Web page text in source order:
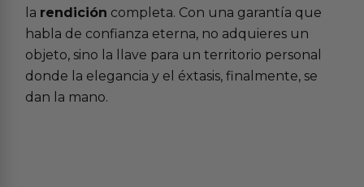
la rendición completa. Con una garantía que
habla de confianza eterna, no adquieres un
objeto, sino la llave para un territorio personal
donde la elegancia y el éxtasis, finalmente, se
dan la mano.